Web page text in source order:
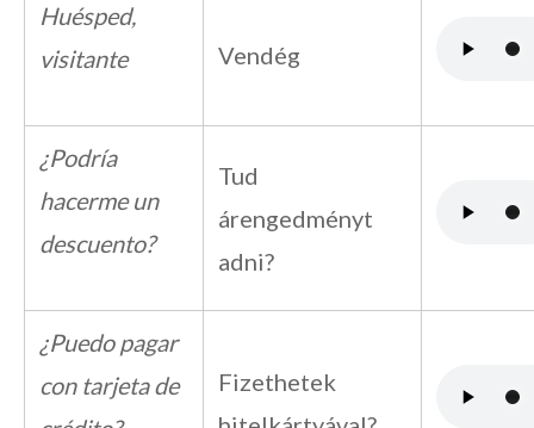
Huésped,
visitante
Vendég
¿Podría
hacerme un
descuento?
Tud
árengedményt
adni?
¿Puedo pagar
con tarjeta de
Fizethetek